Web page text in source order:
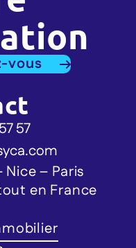
vous
57
– Paris
en France